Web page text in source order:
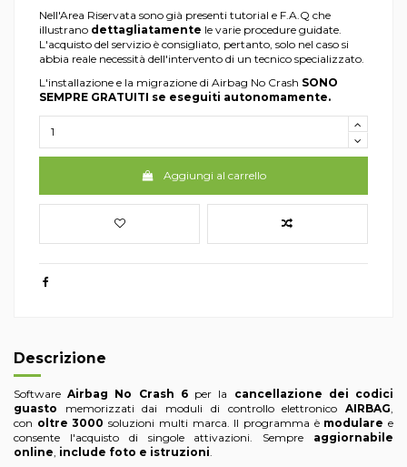
Nell'Area Riservata sono già presenti tutorial e F.A.Q che
illustrano dettagliatamente le varie procedure guidate.
L'acquisto del servizio è consigliato, pertanto, solo nel caso si
abbia reale necessità dell'intervento di un tecnico specializzato.
L'installazione e la migrazione di Airbag No Crash SONO
SEMPRE GRATUITI se eseguiti autonomamente.
Aggiungi al carrello
Descrizione
SoftwareAirbag No Crash 6per la cancellazione dei codici
guasto memorizzati dai moduli di controllo elettronico AIRBAG
con oltre 3000 soluzioni multi marca. Il programma è modulare e
consente l'acquisto di singole attivazioni. Sempre aggiornabile
online include foto e istruzioni